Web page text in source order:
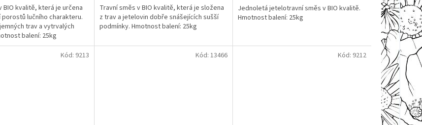
BIO kvalitě, která je určena
lučního charakteru.
trav a vytrvalých
balení: 25kg
Travní směs v BIO kvalitě, která je složena
z trav a jetelovin dobře snášejících sušší
podmínky. Hmotnost balení: 25kg
Jednoletá jetelotravní směs v BIO kvalitě.
Hmotnost balení: 25kg
Kód: 9213 Kód: 13466 Kód: 9212